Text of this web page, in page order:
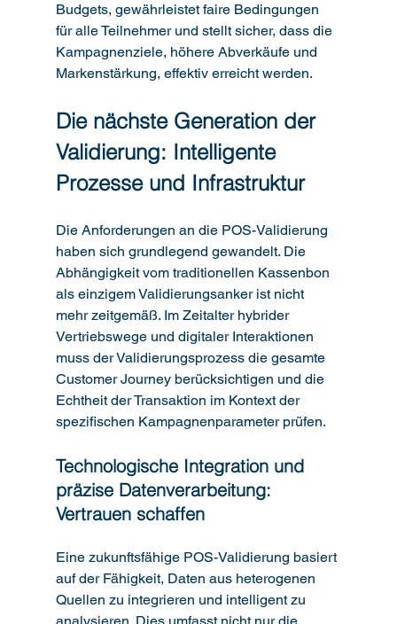
Budgets, gewährleistet faire Bedingungen
für alle Teilnehmer und stellt sicher, dass die
Kampagnenziele, höhere Abverkäufe und
Markenstärkung, effektiv erreicht werden.
Die nächste Generation der
Validierung: Intelligente
Prozesse und Infrastruktur
Die Anforderungen an die POS-Validierung
haben sich grundlegend gewandelt. Die
Abhängigkeit vom traditionellen Kassenbon
als einzigem Validierungsanker ist nicht
mehr zeitgemäß. Im Zeitalter hybrider
Vertriebswege und digitaler Interaktionen
muss der Validierungsprozess die gesamte
Customer Journey berücksichtigen und die
Echtheit der Transaktion im Kontext der
spezifischen Kampagnenparameter prüfen.
Technologische Integration und
präzise Datenverarbeitung:
Vertrauen schaffen
Eine zukunftsfähige POS-Validierung basiert
auf der Fähigkeit, Daten aus heterogenen
Quellen zu integrieren und intelligent zu